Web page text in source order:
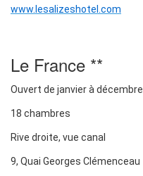
www.lesalizeshotel.com
Le France **
Ouvert de janvier à décembre
18 chambres
Rive droite, vue canal
9, Quai Georges Clémenceau